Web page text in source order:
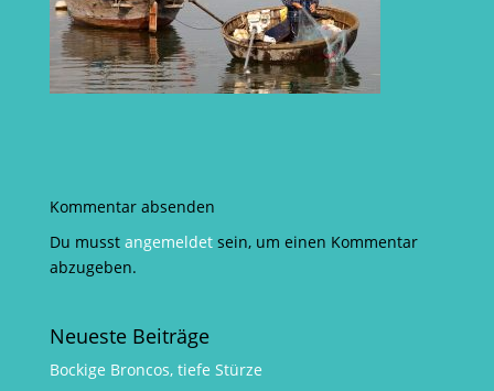
Kommentar absenden
Du musst angemeldetsein, um einen Kommentar
abzugeben.
Neueste Beiträge
Bockige Broncos, tiefe Stürze